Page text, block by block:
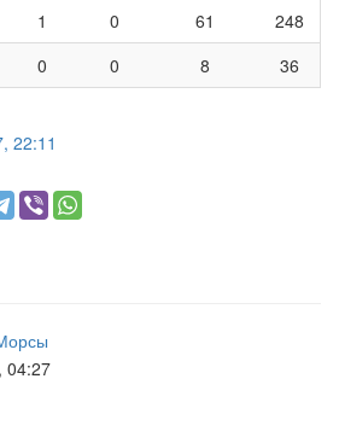
1 0 61
248
0 0 8 36
22:11
04:27